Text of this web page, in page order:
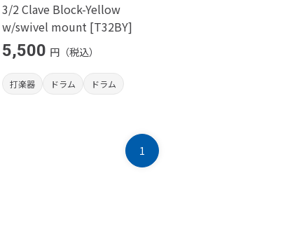
3/2 Clave Block-Yellow
w/swivel mount [T32BY]
5,500 円（税込）
打楽器 ドラム ドラム
1